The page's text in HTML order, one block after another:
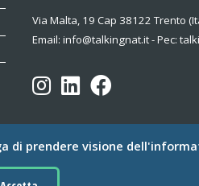
Via Malta, 19 Cap 38122 Trento
Email: info@talkingnat.it - Pec:
Tutti i diritti riservati.
- 2025.06.18
di prendere visione